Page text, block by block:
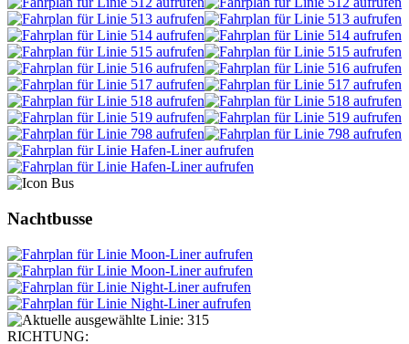
Nachtbusse
RICHTUNG: